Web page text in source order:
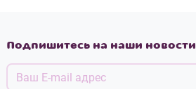
Подпишитесь на наши новости